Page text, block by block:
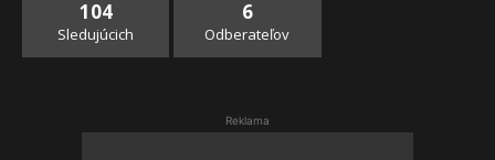
104
Sledujúcich
6
Odberateľov
Reklama